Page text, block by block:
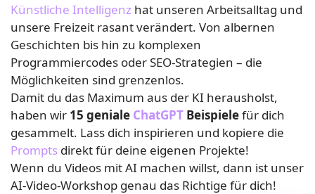
Künstliche Intelligenz hat unseren Arbeitsalltag und
unsere Freizeit rasant verändert. Von albernen
Geschichten bis hin zu komplexen
Programmiercodes oder SEO-Strategien – die
Möglichkeiten sind grenzenlos.
Damit du das Maximum aus der KI herausholst,
haben wir 15 geniale ChatGPT Beispielefür dich
gesammelt. Lass dich inspirieren und kopiere die
Prompts direkt für deine eigenen Projekte!
Wenn du Videos mit AI machen willst, dann ist unser
AI-Video-Workshop genau das Richtige für dich!